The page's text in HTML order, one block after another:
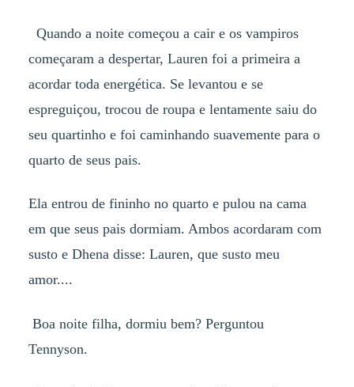
Quando a noite começou a cair e os vampiros
começaram a despertar, Lauren foi a primeira a
acordar toda energética. Se levantou e se
espreguiçou, trocou de roupa e lentamente saiu do
seu quartinho e foi caminhando suavemente para o
quarto de seus pais.
Ela entrou de fininho no quarto e pulou na cama
em que seus pais dormiam. Ambos acordaram com
susto e Dhena disse: Lauren, que susto meu
amor....
Boa noite filha, dormiu bem? Perguntou
Tennyson.